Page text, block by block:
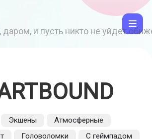
и пусть никто не уйдет
Экшены
Атмосферные
Головоломки
С геймпадом